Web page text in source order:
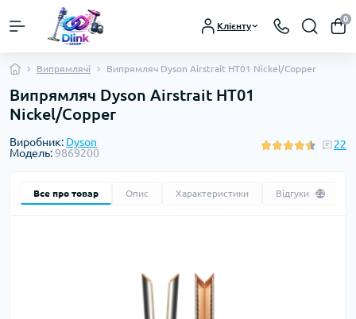
Клієнту
0
Випрямлячі Випрямляч Dyson Airstrait HT01 Nickel/Copper
Випрямляч Dyson Airstrait HT01
Nickel/Copper
Виробник: Dyson
Модель: 9869200
22
Все про товар Опис Характеристики Відгуки 22